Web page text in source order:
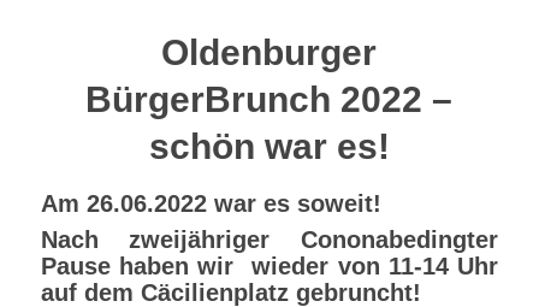
Oldenburger
BürgerBrunch 2022 –
schön war es!
Am 26.06.2022 war es soweit!
Nach zweijähriger Cononabedingter
Pause haben wir wieder von 11-14 Uhr
auf dem Cäcilienplatz gebruncht!